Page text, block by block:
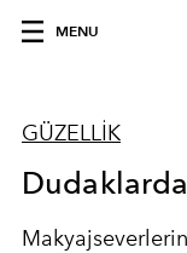
MENU
GÜZELLİK